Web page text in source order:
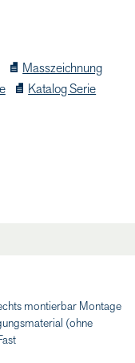
Masszeichnung
Katalog Serie
montierbar Montage
(ohne